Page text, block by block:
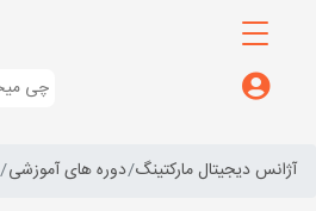
آژانس دیجیتال مارکتینگ دوره های آموزشی